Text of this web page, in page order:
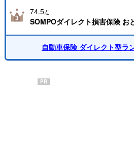
74.5点
SOMPOダイレクト損害保険 お
自動車保険 ダイレクト型ラ
PR